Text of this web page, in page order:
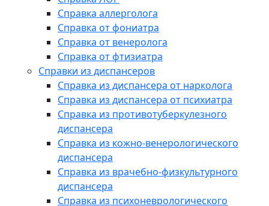
Справка аллерголога
Справка от фониатра
Справка от венеролога
Справка от фтизиатра
Справки из диспансеров
Справка из диспансера от нарколога
Справка из диспансера от психиатра
Справка из противотуберкулезного
диспансера
Справка из кожно-венерологического
диспансера
Справка из врачебно-физкультурного
диспансера
Справка из психоневрологического